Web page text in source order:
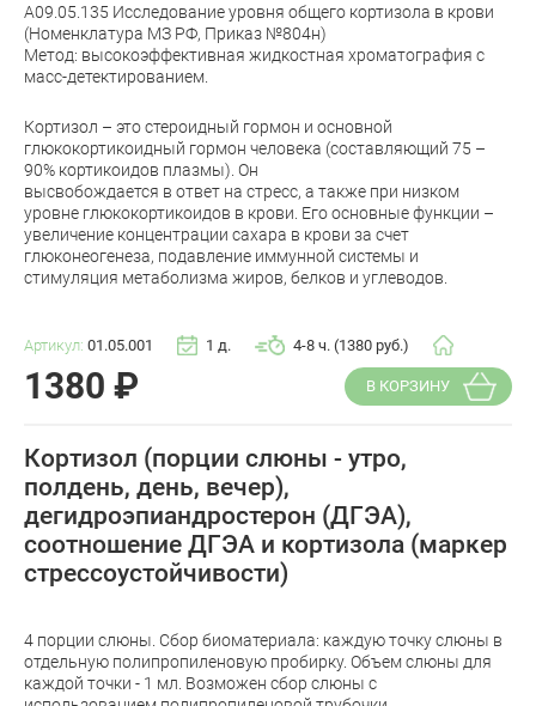
A09.05.135 Исследование уровня общего кортизола в крови
(Номенклатура МЗ РФ, Приказ №804н)
Метод: высокоэффективная жидкостная хроматография с
масс-детектированием.
Кортизол – это стероидный гормон и основной
глюкокортикоидный гормон человека (составляющий 75 –
90% кортикоидов плазмы). Он
высвобождается в ответ на стресс, а также при низком
уровне глюкокортикоидов в крови. Его основные функции –
увеличение концентрации сахара в крови за счет
глюконеогенеза, подавление иммунной системы и
стимуляция метаболизма жиров, белков и углеводов.
Артикул: 01.05.001 1 д. 4-8 ч. (1380 руб.)
1380 ₽ В КОРЗИНУ
Кортизол (порции слюны - утро,
полдень, день, вечер),
дегидроэпиандростерон (ДГЭА),
соотношение ДГЭА и кортизола (маркер
стрессоустойчивости)
4 порции слюны. Сбор биоматериала: каждую точку слюны в
отдельную полипропиленовую пробирку. Объем слюны для
каждой точки - 1 мл. Возможен сбор слюны с